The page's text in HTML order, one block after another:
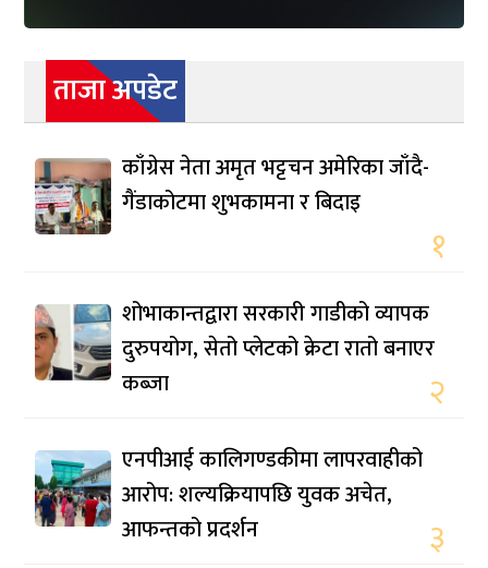
ताजा अपडेट
काँग्रेस नेता अमृत भट्टचन अमेरिका जाँदै-
गैंडाकोटमा शुभकामना र बिदाइ
१
शोभाकान्तद्वारा सरकारी गाडीको व्यापक
दुरुपयोग, सेतो प्लेटको क्रेटा रातो बनाएर
कब्जा
२
एनपीआई कालिगण्डकीमा लापरवाहीको
आरोप: शल्यक्रियापछि युवक अचेत,
आफन्तको प्रदर्शन
३